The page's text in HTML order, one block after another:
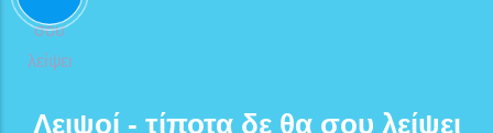
Λειψοί - τίποτα δε θα σου λείψει